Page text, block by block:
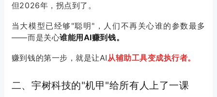
但2026年，拐点到了。
当大模型已经够"聪明"，人们不再关心谁的参数最多
——而是关心谁能用AI赚到钱。
赚到钱的第一步，就是让AI从辅助工具变成执行者。
二、宇树科技的"机甲"给所有人上了一课